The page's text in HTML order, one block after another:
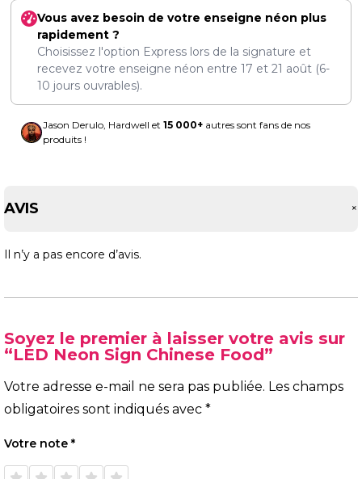
Vous avez besoin de votre enseigne néon plus
rapidement ?
Choisissez l'option Express lors de la signature et
recevez votre enseigne néon entre 17 et 21 août (6-
10 jours ouvrables).
Jason Derulo, Hardwell et 15 000+ autres sont fans de nos
produits !
AVIS +
Il n’y a pas encore d’avis.
Soyez le premier à laisser votre avis sur
“LED Neon Sign Chinese Food”
Votre adresse e-mail ne sera pas publiée. Les champs
obligatoires sont indiqués avec *
Votre note *
1 étoile2 étoiles3 étoiles4 étoiles
5 étoiles